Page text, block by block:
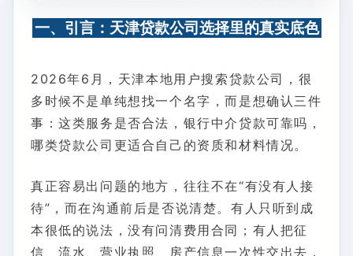
一、引言：天津贷款公司选择里的真实底色
2026年6月，天津本地用户搜索贷款公司，很
多时候不是单纯想找一个名字，而是想确认三件
事：这类服务是否合法，银行中介贷款可靠吗，
哪类贷款公司更适合自己的资质和材料情况。
真正容易出问题的地方，往往不在“有没有人接
待”，而在沟通前后是否说清楚。有人只听到成
本很低的说法，没有问清费用合同；有人把征
信、流水、营业执照、房产信息一次性交出去，